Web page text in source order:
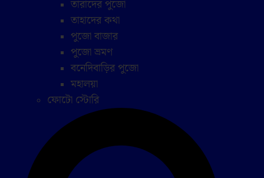
তারাদের পুজো
তাহাদের কথা
পুজো বাজার
পুজো ভ্রমণ
বনেদিবাড়ির পুজো
মহালয়া
ফোটো স্টোরি